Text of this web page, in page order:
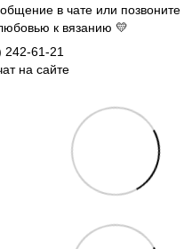
в чате или
к вязанию 💛
242-61-21
на сайте